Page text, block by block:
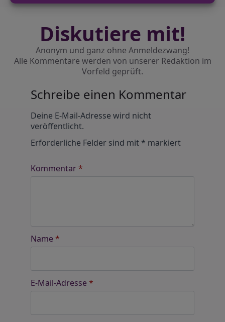
Diskutiere mit!
Anonym und ganz ohne Anmeldezwang!
Alle Kommentare werden von unserer Redaktion im
Vorfeld geprüft.
Schreibe einen Kommentar
Deine E-Mail-Adresse wird nicht
veröffentlicht.
Erforderliche Felder sind mit* markiert
Kommentar*
Name *
E-Mail-Adresse *